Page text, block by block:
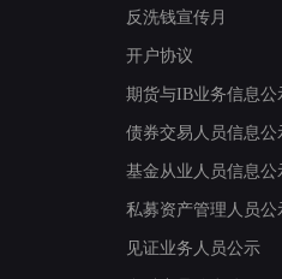
2026-07-30
关于“南方原
关于“原油
2026-07-30
反洗钱宣传月
开户协议
期货与IB业务信息公
债券交易人员信息公
基金从业人员信息公
私募资产管理人员公
见证业务人员公示